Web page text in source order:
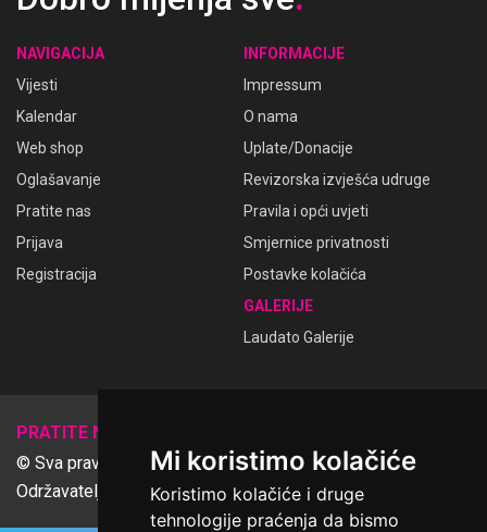
Mi koristimo kolačiće
Koristimo kolačiće i druge
tehnologije praćenja da bismo
NAVIGACIJA
Vijesti
Kalendar
Web shop
Oglašavanje
Pratite nas
Prijava
Registracija
INFORMACIJE
Impressum
O nama
Uplate/Donacije
Revizorska izvješća udruge
Pravila i opći uvjeti
Smjernice privatnosti
Postavke kolačića
GALERIJE
Laudato Galerije
PRATITE NAS
© Sva prava pridržana Udruga Ime dobrote
Održavatelj Netcom d.o.o., Riva 6, Rijeka